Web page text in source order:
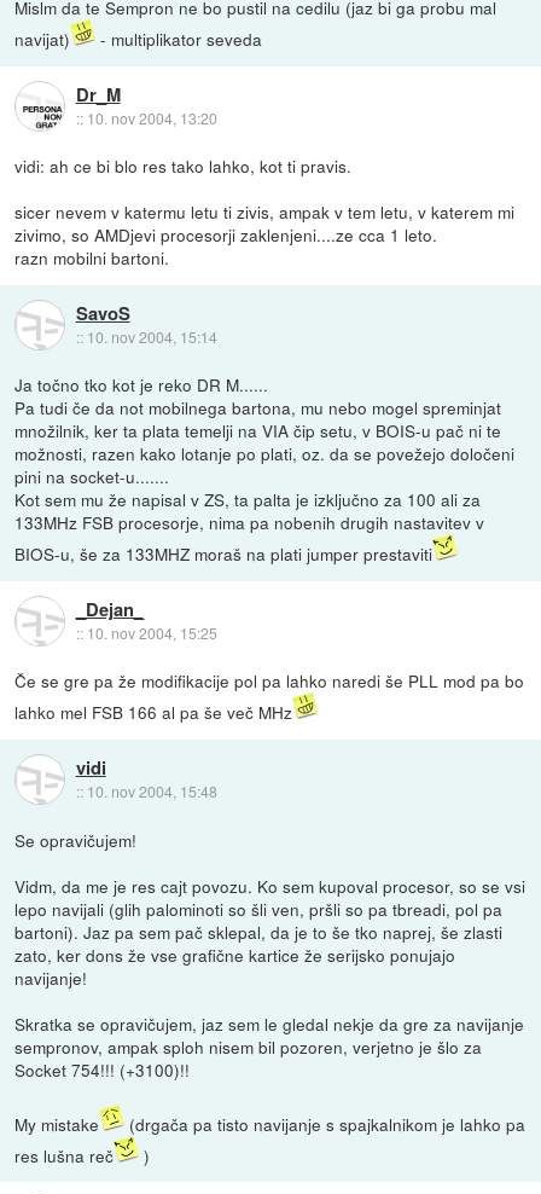
Mislm da te Sempron ne bo pustil na cedilu (jaz bi ga probu mal
navijat)
- multiplikator seveda
Dr_M
:: 10. nov 2004, 13:20
vidi: ah ce bi blo res tako lahko, kot ti pravis.
sicer nevem v katermu letu ti zivis, ampak v tem letu, v katerem mi
zivimo, so AMDjevi procesorji zaklenjeni....ze cca 1 leto.
razn mobilni bartoni.
SavoS
:: 10. nov 2004, 15:14
Ja točno tko kot je reko DR M......
Pa tudi če da not mobilnega bartona, mu nebo mogel spreminjat
množilnik, ker ta plata temelji na VIA čip setu, v BOIS-u pač ni te
možnosti, razen kako lotanje po plati, oz. da se povežejo določeni
pini na socket-u.......
Kot sem mu že napisal v ZS, ta palta je izključno za 100 ali za
133MHz FSB procesorje, nima pa nobenih drugih nastavitev v
BIOS-u, še za 133MHZ moraš na plati jumper prestaviti
_Dejan_
:: 10. nov 2004, 15:25
Če se gre pa že modifikacije pol pa lahko naredi še PLL mod pa bo
lahko mel FSB 166 al pa še več MHz
vidi
:: 10. nov 2004, 15:48
Se opravičujem!
Vidm, da me je res cajt povozu. Ko sem kupoval procesor, so se vsi
lepo navijali (glih palominoti so šli ven, pršli so pa tbreadi, pol pa
bartoni). Jaz pa sem pač sklepal, da je to še tko naprej, še zlasti
zato, ker dons že vse grafične kartice že serijsko ponujajo
navijanje!
Skratka se opravičujem, jaz sem le gledal nekje da gre za navijanje
sempronov, ampak sploh nisem bil pozoren, verjetno je šlo za
Socket 754!!! (+3100)!!
My mistake
(drgača pa tisto navijanje s spajkalnikom je lahko pa
res lušna reč
)